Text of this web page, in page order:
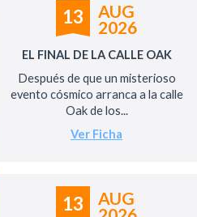
13
AUG
2026
EL FINAL DE LA CALLE OAK
Después de que un misterioso
evento cósmico arranca a la calle
Oak de los...
Ver Ficha
13
AUG